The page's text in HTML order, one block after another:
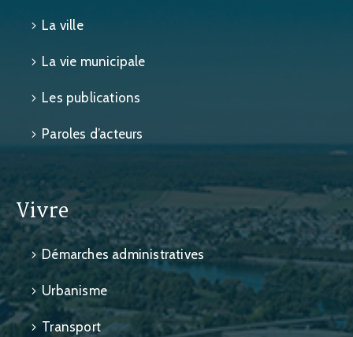
La ville
La vie municipale
Les publications
Paroles d’acteurs
Vivre
Démarches administratives
Urbanisme
Transport